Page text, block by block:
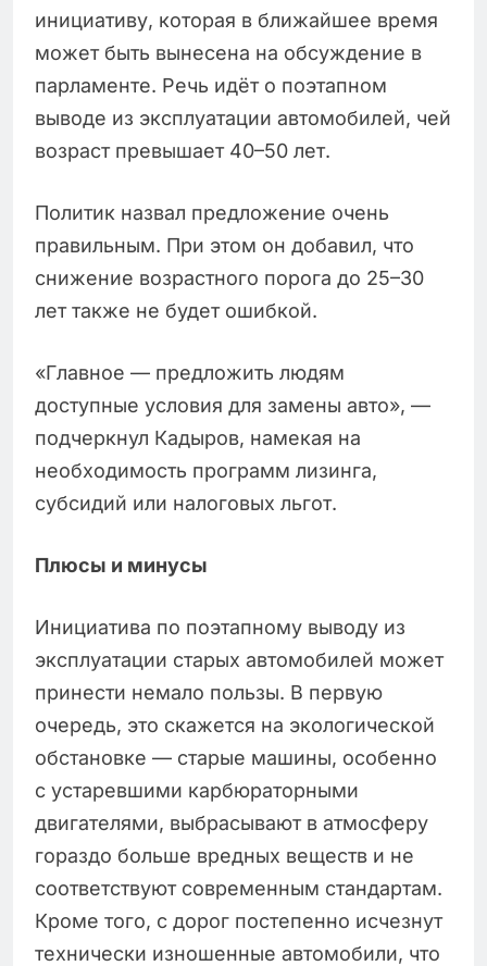
инициативу, которая в ближайшее время
может быть вынесена на обсуждение в
парламенте. Речь идёт о поэтапном
выводе из эксплуатации автомобилей, чей
возраст превышает 40–50 лет.
Политик назвал предложение очень
правильным. При этом он добавил, что
снижение возрастного порога до 25–30
лет также не будет ошибкой.
«Главное — предложить людям
доступные условия для замены авто», —
подчеркнул Кадыров, намекая на
необходимость программ лизинга,
субсидий или налоговых льгот.
Плюсы и минусы
Инициатива по поэтапному выводу из
эксплуатации старых автомобилей может
принести немало пользы. В первую
очередь, это скажется на экологической
обстановке — старые машины, особенно
с устаревшими карбюраторными
двигателями, выбрасывают в атмосферу
гораздо больше вредных веществ и не
соответствуют современным стандартам.
Кроме того, с дорог постепенно исчезнут
технически изношенные автомобили, что